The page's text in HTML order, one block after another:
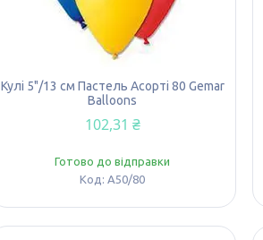
Кулі 5"/13 см Пастель Асорті 80 Gemar
Balloons
102,31 ₴
Готово до відправки
A50/80